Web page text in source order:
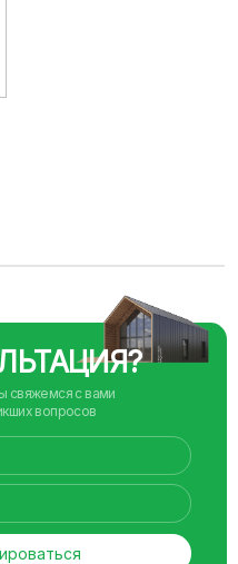
свяжемся с вами
вопросов